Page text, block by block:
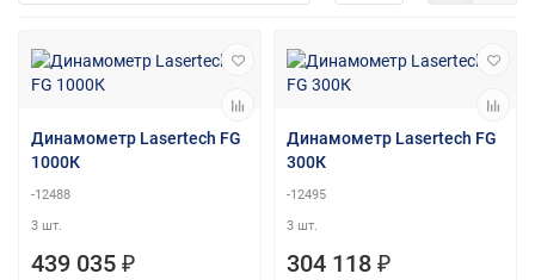
Динамометр Lasertech FG
1000К
-12488
3 шт.
439 035 ₽
Динамометр Lasertech FG
300К
-12495
3 шт.
304 118 ₽